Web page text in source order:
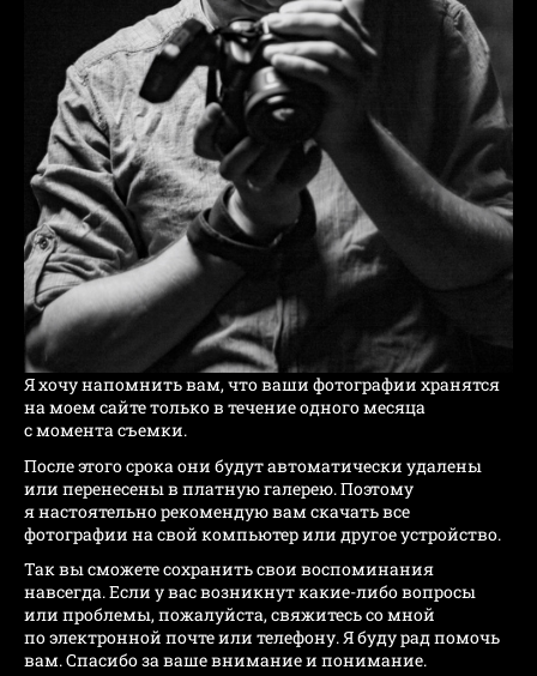
Я хочу напомнить вам, что ваши фотографии хранятся
на моем сайте только в течение одного месяца
с момента съемки.
После этого срока они будут автоматически удалены
или перенесены в платную галерею. Поэтому
я настоятельно рекомендую вам скачать все
фотографии на свой компьютер или другое устройство.
Так вы сможете сохранить свои воспоминания
навсегда. Если у вас возникнут какие-либо вопросы
или проблемы, пожалуйста, свяжитесь со мной
по электронной почте или телефону. Я буду рад помочь
вам. Спасибо за ваше внимание и понимание.